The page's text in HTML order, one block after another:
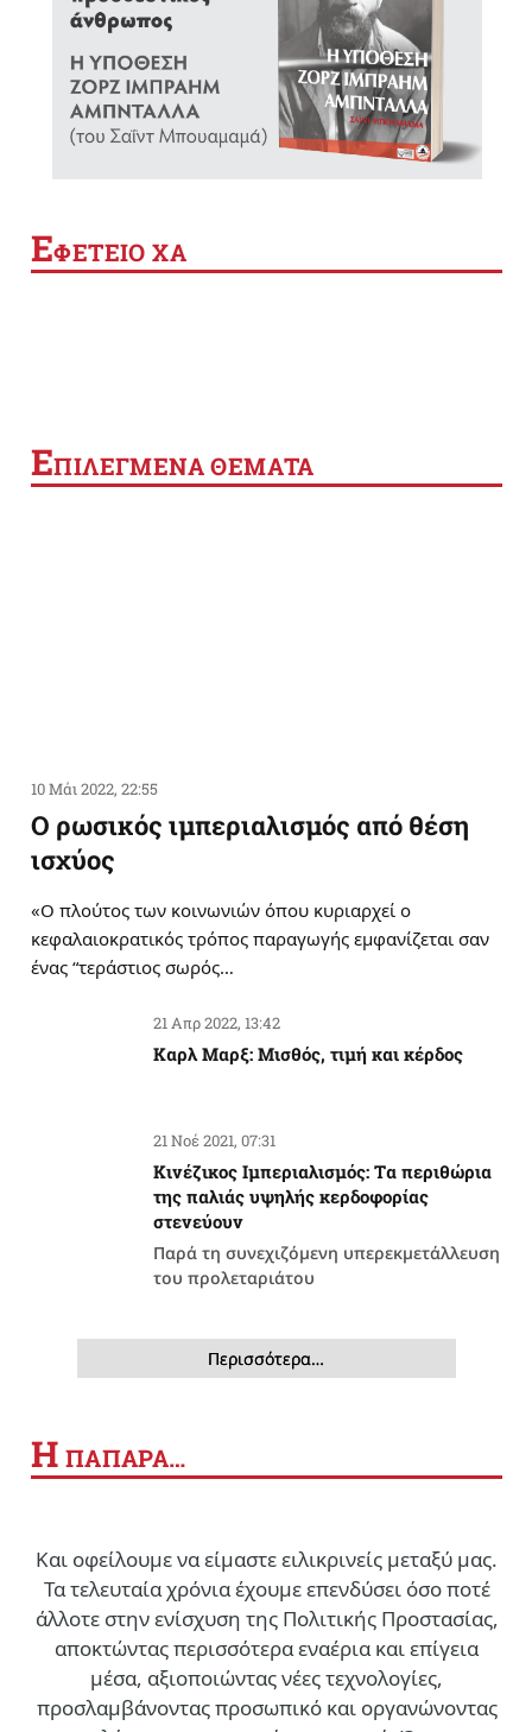
ΕΦΕΤΕΙΟ ΧΑ
ΕΠΙΛΕΓΜΕΝΑ ΘΕΜΑΤΑ
10 Μάι 2022, 22:55
Ο ρωσικός ιμπεριαλισμός από θέση
ισχύος
«Ο πλούτος των κοινωνιών όπου κυριαρχεί ο
κεφαλαιοκρατικός τρόπος παραγωγής εμφανίζεται σαν
ένας “τεράστιος σωρός…
21 Απρ 2022, 13:42
Καρλ Μαρξ: Μισθός, τιμή και κέρδος
21 Νοέ 2021, 07:31
Κινέζικος Ιμπεριαλισμός: Tα περιθώρια
της παλιάς υψηλής κερδοφορίας
στενεύουν
Παρά τη συνεχιζόμενη υπερεκμετάλλευση
του προλεταριάτου
Περισσότερα…
Η ΠΑΠΑΡΑ…
Και οφείλουμε να είμαστε ειλικρινείς μεταξύ μας.
Τα τελευταία χρόνια έχουμε επενδύσει όσο ποτέ
άλλοτε στην ενίσχυση της Πολιτικής Προστασίας,
αποκτώντας περισσότερα εναέρια και επίγεια
μέσα, αξιοποιώντας νέες τεχνολογίες,
προσλαμβάνοντας προσωπικό και οργανώνοντας